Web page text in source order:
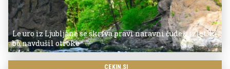
Le uro iz Ljubljane se skriva pravi naravni čudež: izlet, ki
bo navdušil otroke
CEKIN.SI